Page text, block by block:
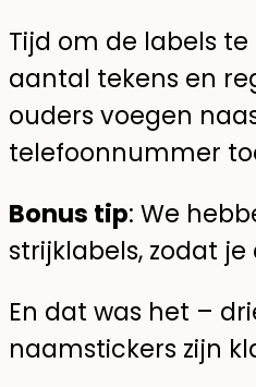
Tijd om de labels
aantal tekens en
ouders voegen
telefoonnummer
Bonus tip: We
strijklabels, zodat
En dat was het –
naamstickers zijn